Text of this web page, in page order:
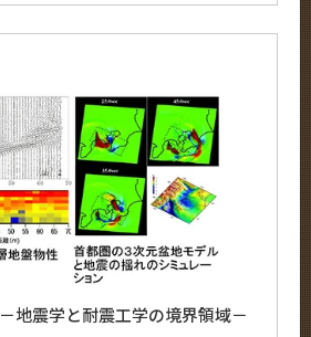
地震学と耐震工学の境界領域－